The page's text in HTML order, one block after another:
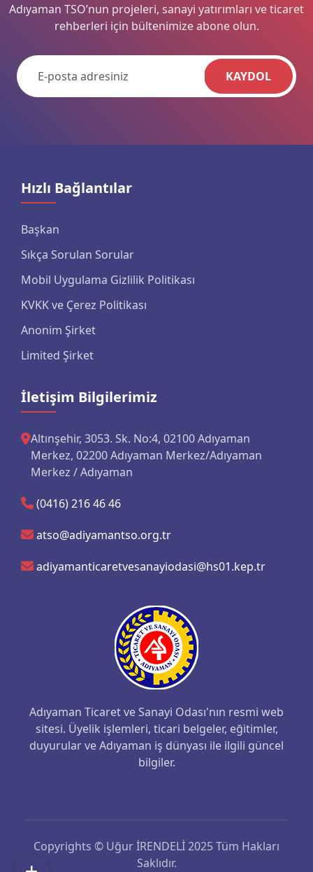
Adıyaman TSO’nun projeleri, sanayi yatırımları ve ticaret
rehberleri için bültenimize abone olun.
KAYDOL
Hızlı Bağlantılar
Başkan
Sıkça Sorulan Sorular
Mobil Uygulama Gizlilik Politikası
KVKK ve Çerez Politikası
Anonim Şirket
Limited Şirket
İletişim Bilgilerimiz
Altınşehir, 3053. Sk. No:4, 02100 Adıyaman
Merkez, 02200 Adıyaman Merkez/Adıyaman
Merkez / Adıyaman
(0416) 216 46 46
atso@adiyamantso.org.tr
adiyamanticaretvesanayiodasi@hs01.kep.tr
Adıyaman Ticaret ve Sanayi Odası'nın resmi web
sitesi. Üyelik işlemleri, ticari belgeler, eğitimler,
duyurular ve Adıyaman iş dünyası ile ilgili güncel
bilgiler.
Copyrights © Uğur İRENDELİ 2025 Tüm Hakları
Saklıdır.